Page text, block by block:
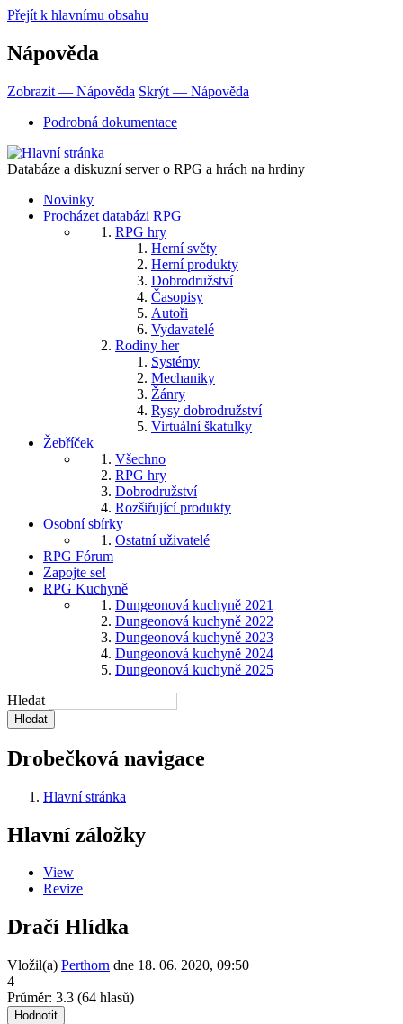
Přejít k hlavnímu obsahu
Nápověda
Zobrazit — Nápověda Skrýt — Nápověda
Podrobná dokumentace
Databáze a diskuzní server o RPG a hrách na hrdiny
Novinky
Procházet databázi RPG
RPG hry
Herní světy
Herní produkty
Dobrodružství
Časopisy
Autoři
Vydavatelé
Rodiny her
Systémy
Mechaniky
Žánry
Rysy dobrodružství
Virtuální škatulky
Žebříček
Všechno
RPG hry
Dobrodružství
Rozšiřující produkty
Osobní sbírky
Ostatní uživatelé
RPG Fórum
Zapojte se!
RPG Kuchyně
Dungeonová kuchyně 2021
Dungeonová kuchyně 2022
Dungeonová kuchyně 2023
Dungeonová kuchyně 2024
Dungeonová kuchyně 2025
Hledat
Drobečková navigace
Hlavní stránka
Hlavní záložky
View
Revize
Dračí Hlídka
Vložil(a) Perthorn dne 18. 06. 2020, 09:50
4
Průměr: 3.3 (64 hlasů)